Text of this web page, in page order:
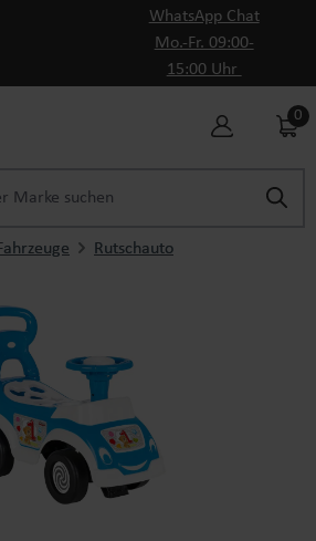
WhatsApp Chat
Mo.-Fr. 09:00-
15:00 Uhr
0
Fahrzeuge Rutschauto